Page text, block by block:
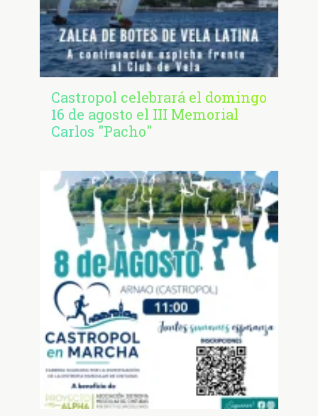
Castropol celebrará el domingo
16 de agosto el III Memorial
Carlos "Pacho"